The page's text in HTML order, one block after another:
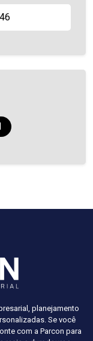
46
planejamento
Se você
com a Parcon para